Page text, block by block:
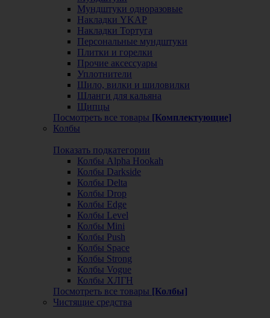
Мундштуки одноразовые
Накладки YKAP
Накладки Тортуга
Персональные мундштуки
Плитки и горелки
Прочие аксессуары
Уплотнители
Шило, вилки и шиловилки
Шланги для кальяна
Щипцы
Посмотреть все товары [Комплектующие]
Колбы
Показать подкатегории
Колбы Alpha Hookah
Колбы Darkside
Колбы Delta
Колбы Drop
Колбы Edge
Колбы Level
Колбы Mini
Колбы Push
Колбы Space
Колбы Strong
Колбы Vogue
Колбы ХЛГН
Посмотреть все товары [Колбы]
Чистящие средства